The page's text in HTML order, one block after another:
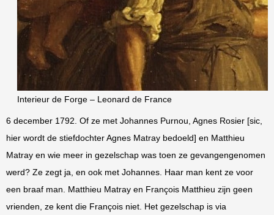
Interieur de Forge – Leonard de France
6 december 1792. Of ze met Johannes Purnou, Agnes Rosier [sic,
hier wordt de stiefdochter Agnes Matray bedoeld] en Matthieu
Matray en wie meer in gezelschap was toen ze gevangengenomen
werd? Ze zegt ja, en ook met Johannes. Haar man kent ze voor
een braaf man. Matthieu Matray en François Matthieu zijn geen
vrienden, ze kent die François niet. Het gezelschap is via